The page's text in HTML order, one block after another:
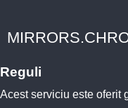
Reguli
Acest serviciu este oferit